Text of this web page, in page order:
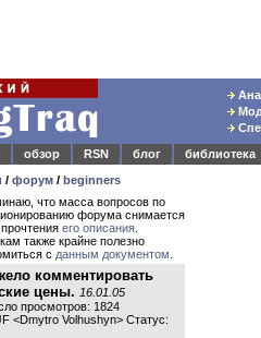
обзор RSN блог
библиотека
/ форум / beginners
что масса вопросов по
форума снимается
его описания
также крайне полезно
с данным документом
комментировать
цены. 16.01.05
просмотров: 1824
<Dmytro Volhushyn> Статус: